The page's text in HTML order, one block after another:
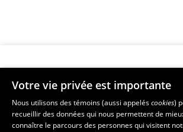
Faculté de musique
Pavillon Louis-Jacques-Casault
Votre vie privée est importante
Nous utilisons des témoins (aussi appeléscookies)
recueillir des données qui nous permettent de
connaître le parcours des personnes qui visitent